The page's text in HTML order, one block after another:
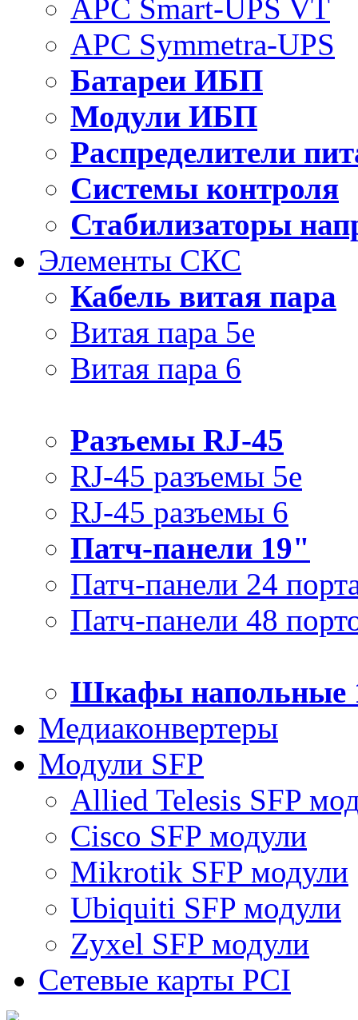
APC Smart-UPS VT
APC Symmetra-UPS
Батареи ИБП
Модули ИБП
Распределители
Системы контроля
Стабилизаторы
Элементы СКС
Кабель витая пара
Витая пара 5e
Витая пара 6
Разъемы RJ-45
RJ-45 разъемы 5e
RJ-45 разъемы 6
Патч-панели 19"
Патч-панели 24
Патч-панели 48
Шкафы напольные
Медиаконвертеры
Модули SFP
Allied Telesis SFP
Cisco SFP модули
Mikrotik SFP модули
Ubiquiti SFP модули
Zyxel SFP модули
Сетевые карты PCI